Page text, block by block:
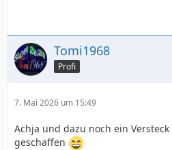
Tomi1968
Profi
7. Mai 2026 um 15:49
Achja und dazu noch ein
geschaffen